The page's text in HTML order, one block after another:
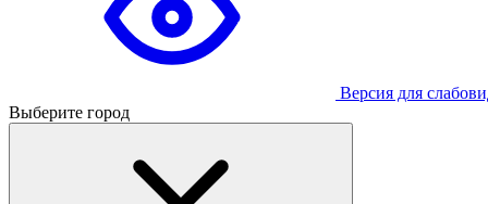
Версия для
Выберите город